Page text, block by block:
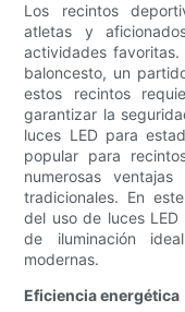
Los recintos
atletas y
actividades
baloncesto, un
estos recintos
garantizar la
luces LED para
popular para
numerosas
tradicionales. En
del uso de luces
de iluminación
modernas.
Eficiencia energética